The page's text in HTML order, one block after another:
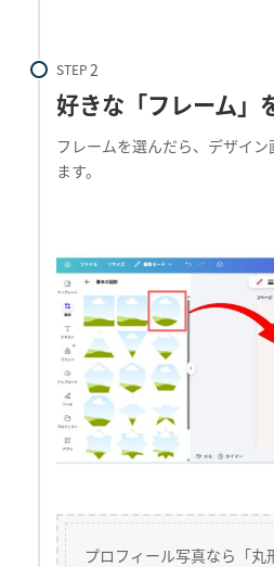
STEP
好きな「フレーム」
フレームを選んだら、デザイ
ます。
プロフィール写真なら「